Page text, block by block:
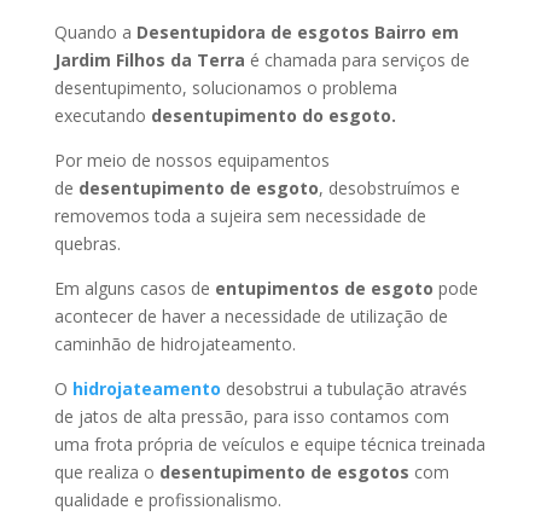
Quando a Desentupidora de esgotos Bairro em
Jardim Filhos da Terra é chamada para serviços de
desentupimento, solucionamos o problema
executando desentupimento do esgoto.
Por meio de nossos equipamentos
de desentupimento de esgoto, desobstruímos e
removemos toda a sujeira sem necessidade de
quebras.
Em alguns casos de entupimentos de esgoto pode
acontecer de haver a necessidade de utilização de
caminhão de hidrojateamento.
O hidrojateamento desobstrui a tubulação através
de jatos de alta pressão, para isso contamos com
uma frota própria de veículos e equipe técnica treinada
que realiza o desentupimento de esgotos com
qualidade e profissionalismo.